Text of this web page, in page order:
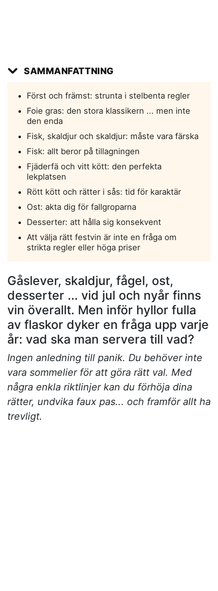
SAMMANFATTNING
Först och främst: strunta i stelbenta regler
Foie gras: den stora klassikern ... men inte
den enda
Fisk, skaldjur och skaldjur: måste vara färska
Fisk: allt beror på tillagningen
Fjäderfä och vitt kött: den perfekta
lekplatsen
Rött kött och rätter i sås: tid för karaktär
Ost: akta dig för fallgroparna
Desserter: att hålla sig konsekvent
Att välja rätt festvin är inte en fråga om
strikta regler eller höga priser
Gåslever, skaldjur, fågel, ost,
desserter ... vid jul och nyår finns
vin överallt. Men inför hyllor fulla
av flaskor dyker en fråga upp varje
år: vad ska man servera till vad?
Ingen anledning till panik. Du behöver inte
vara sommelier för att göra rätt val. Med
några enkla riktlinjer kan du förhöja dina
rätter, undvika faux pas... och framför allt ha
trevligt.